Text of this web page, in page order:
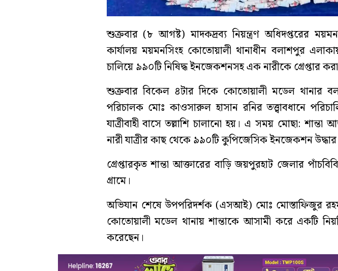
শুক্রবার (৮ আগষ্ট) মাদকদ্রব্য নিয়ন্ত্রণ অধিদপ্তরের
কার্যালয় ময়মনসিংহ কোতোয়ালী থানাধীন বলাশপুর
চালিয়ে ৯৯০টি নিষিদ্ধ ইনজেকশনসহ এক নারীকে গ্রেপ্তার
শুক্রবার বিকেল ৪টার দিকে কোতোয়ালী মডেল থানার
পরিচালক মোঃ কাওসারুল হাসান রনির তত্ত্বাবধানে
যাত্রীবাহী বাসে তল্লাশি চালানো হয়। এ সময় মোছা:
নারী যাত্রীর কাছ থেকে ৯৯০টি কুপিজেসিক ইনজেকশন
গ্রেপ্তারকৃত শান্তা আক্তারের বাড়ি জয়পুরহাট জেলার
গ্রামে।
অভিযান শেষে উপপরিদর্শক (এসআই) মোঃ মোস্তাফিজুর
কোতোয়ালী মডেল থানায় শান্তাকে আসামী করে একটি
করেছেন।